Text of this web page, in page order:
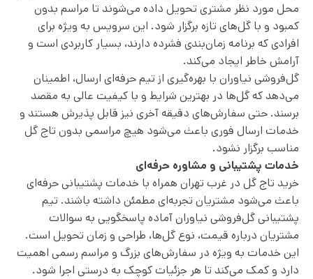
محل مورد نظر مشتری تحویل داده می‌شوند تا مراسم بدون
کمبود و با گل‌های تازه برگزار شود. این سرویس به ویژه برای
افرادی که برنامه زمان‌بندی فشرده دارند، بسیار کاربردی است و
آرامش خاطر ایجاد می‌کند.
گل‌فروشی نیاوران با بهره‌گیری از تیم حرفه‌ای ارسال، اطمینان
می‌دهد که گل‌ها در بهترین شرایط و با کیفیت عالی به مقصد
برسند. حتی سفارش‌های دقیقه آخری نیز قابل پذیرش هستند و
خدمات ارسال فوری باعث می‌شود هیچ مراسمی بدون تاج گل
مناسب برگزار نشود.
خدمات پشتیبانی و مشاوره حرفه‌ای
خرید تاج گل در غرب تهران همراه با خدمات پشتیبانی حرفه‌ای
باعث می‌شود مشتریان تجربه‌ای مطمئن داشته باشند. تیم
پشتیبانی گل‌فروشی نیاوران آماده پاسخگویی به سوالات
مشتریان درباره قیمت، نوع گل‌ها، طراحی و زمان تحویل است.
این خدمات به ویژه در سفارش‌های بزرگ و مراسم رسمی اهمیت
دارد و کمک می‌کند تا هر جزئیات کوچک به درستی اجرا شود.